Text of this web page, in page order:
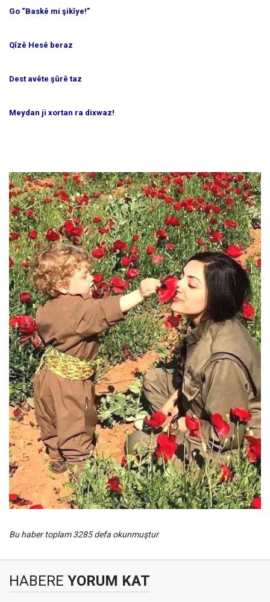
Go “Baskê mi şikîye!”
Qîzê Hesê beraz
Dest avête şûrê taz
Meydan ji xortan ra dixwaz!
Bu haber toplam 3285 defa okunmuştur
HABERE YORUM KAT